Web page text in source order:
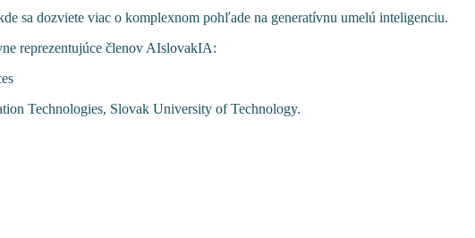
sa dozviete viac o komplexnom pohľade na generatívnu umelú inteligenciu.
reprezentujúce členov AIslovakIA:
Technologies, Slovak University of Technology.